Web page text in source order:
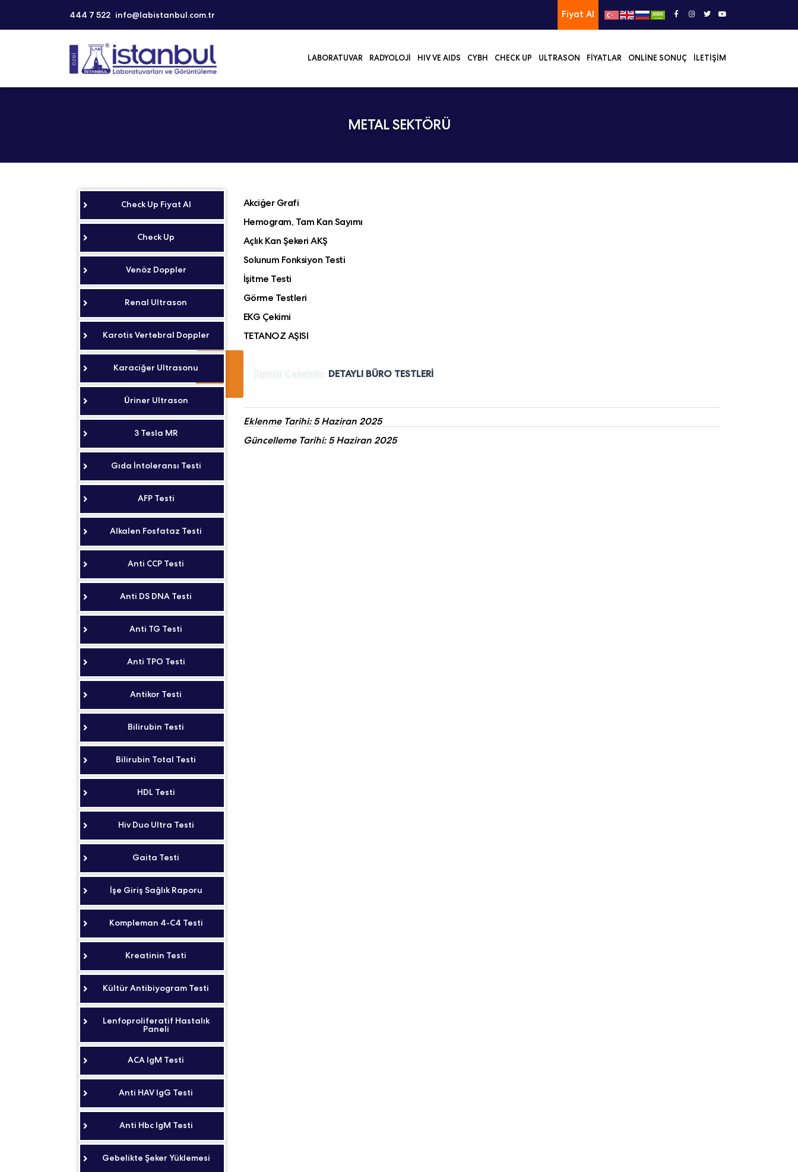
444 7 522 info@labistanbul.com.tr Fiyat Al
LABORATUVAR RADYOLOJI HIV VE AIDS CYBH CHECK UP ULTRASON FIYATLAR ONLINE SONUÇ İLETIŞIM
METAL SEKTÖRÜ
Akciğer Grafi
Hemogram, Tam Kan Sayımı
Açlık Kan Şekeri AKŞ
Solunum Fonksiyon Testi
İşitme Testi
Görme Testleri
EKG Çekimi
TETANOZ AŞISI
DETAYLI BÜRO TESTLERİ
Eklenme Tarihi: 5 Haziran 2025
Güncelleme Tarihi: 5 Haziran 2025
Check Up Fiyat Al
Check Up
Venöz Doppler
Renal Ultrason
Karotis Vertebral Doppler
Karaciğer Ultrasonu
Üriner Ultrason
3 Tesla MR
Gıda İntoleransı Testi
AFP Testi
Alkalen Fosfataz Testi
Anti CCP Testi
Anti DS DNA Testi
Anti TG Testi
Anti TPO Testi
Antikor Testi
Bilirubin Testi
Bilirubin Total Testi
HDL Testi
Hiv Duo Ultra Testi
Gaita Testi
İşe Giriş Sağlık Raporu
Kompleman 4-C4 Testi
Kreatinin Testi
Kültür Antibiyogram Testi
Lenfoproliferatif Hastalık
Paneli
ACA IgM Testi
Anti HAV IgG Testi
Anti Hbc IgM Testi
Gebelikte Şeker Yüklemesi